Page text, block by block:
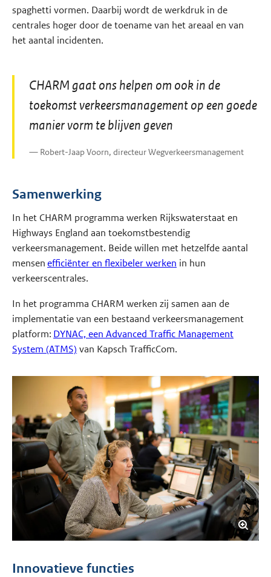
spaghetti vormen. Daarbij wordt de werkdruk in de
centrales hoger door de toename van het areaal en van
het aantal incidenten.
CHARM gaat ons helpen om ook in de
toekomst verkeersmanagement op een goede
manier vorm te blijven geven
Robert-Jaap Voorn, directeur Wegverkeersmanagement
Samenwerking
In het CHARM programma werken Rijkswaterstaat en
Highways England aan toekomstbestendig
verkeersmanagement. Beide willen met hetzelfde aantal
mensenefficiënter en flexibeler werken in hun
verkeerscentrales.
In het programma CHARM werken zij samen aan de
implementatie van een bestaand verkeersmanagement
platform: DYNAC, een Advanced Traffic Management
System (ATMS) van Kapsch TrafficCom.
Innovatieve functies